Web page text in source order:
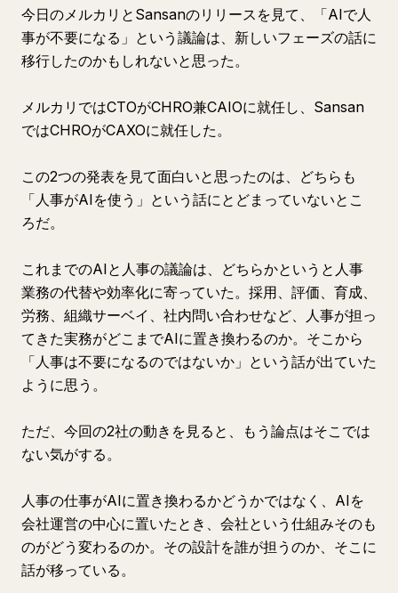
今日のメルカリとSansanのリリースを見て、「AIで人
事が不要になる」という議論は、新しいフェーズの話に
移行したのかもしれないと思った。
メルカリではCTOがCHRO兼CAIOに就任し、Sansan
ではCHROがCAXOに就任した。
この2つの発表を見て面白いと思ったのは、どちらも
「人事がAIを使う」という話にとどまっていないとこ
ろだ。
これまでのAIと人事の議論は、どちらかというと人事
業務の代替や効率化に寄っていた。採用、評価、育成、
労務、組織サーベイ、社内問い合わせなど、人事が担っ
てきた実務がどこまでAIに置き換わるのか。そこから
「人事は不要になるのではないか」という話が出ていた
ように思う。
ただ、今回の2社の動きを見ると、もう論点はそこでは
ない気がする。
人事の仕事がAIに置き換わるかどうかではなく、AIを
会社運営の中心に置いたとき、会社という仕組みそのも
のがどう変わるのか。その設計を誰が担うのか、そこに
話が移っている。